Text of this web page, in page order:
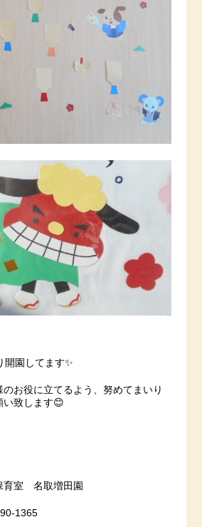
開園してます✨
お役に立てるよう、努めてまいり
い致します😊
室 名取増田園